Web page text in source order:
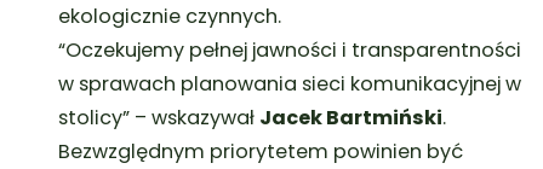
ekologicznie czynnych.
“Oczekujemy pełnej jawności i transparentności
w sprawach planowania sieci komunikacyjnej w
stolicy” – wskazywał Jacek Bartmiński.
Bezwzględnym priorytetem powinien być